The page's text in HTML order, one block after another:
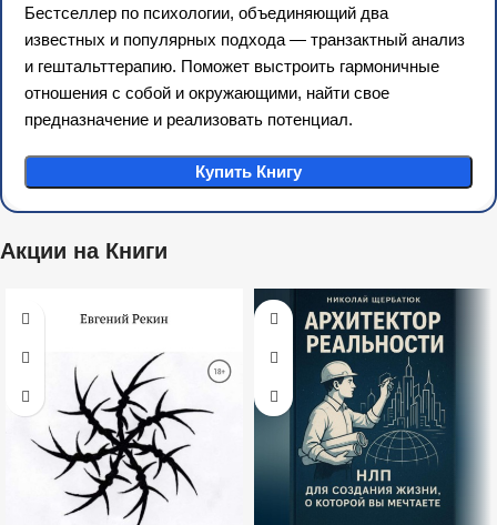
Бестселлер по психологии, объединяющий два
известных и популярных подхода — транзактный анализ
и гештальттерапию. Поможет выстроить гармоничные
отношения с собой и окружающими, найти свое
предназначение и реализовать потенциал.
Купить Книгу
Акции на Книги